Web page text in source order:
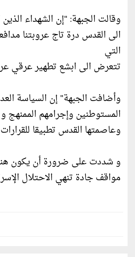
وقالت الجبهة: "إن الشهداء
الى القدس درة تاج عروبتنا
التي
تتعرض الى ابشع تطهير عرقي
وأضافت الجبهة" إن السياسة
المستوطنين وإجرامهم
وعاصمتها القدس تطبيقا
و شددت على ضرورة أن يكون
مواقف جادة تنهي الاحتلال